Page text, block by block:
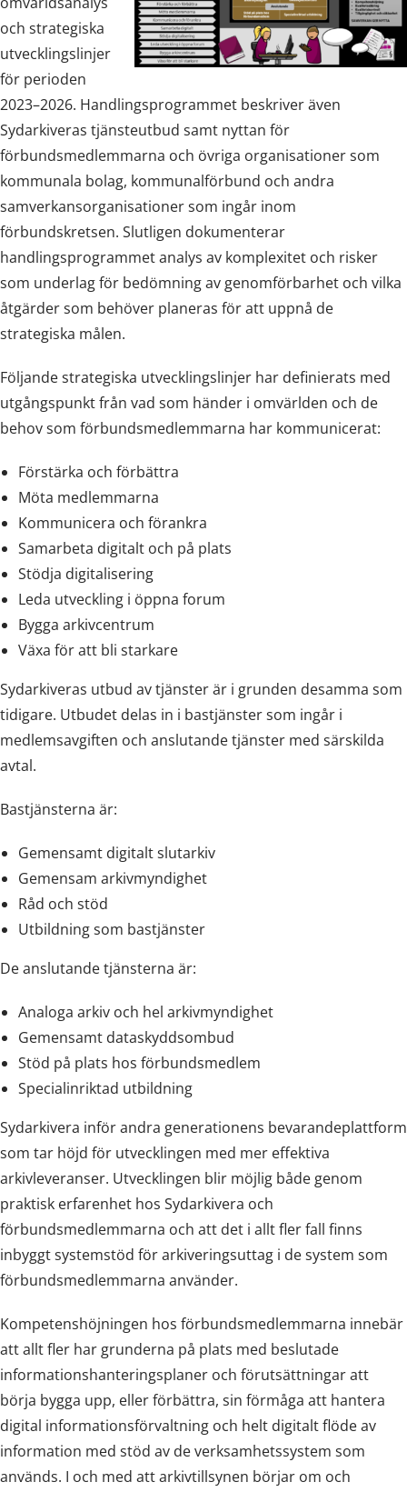
och strategiska
utvecklingslinjer
för perioden
2023–2026. Handlingsprogrammet beskriver även
Sydarkiveras tjänsteutbud samt nyttan för
förbundsmedlemmarna och övriga organisationer som
kommunala bolag, kommunalförbund och andra
samverkansorganisationer som ingår inom
förbundskretsen. Slutligen dokumenterar
handlingsprogrammet analys av komplexitet och risker
som underlag för bedömning av genomförbarhet och vilka
åtgärder som behöver planeras för att uppnå de
strategiska målen.
Följande strategiska utvecklingslinjer har definierats med
utgångspunkt från vad som händer i omvärlden och de
behov som förbundsmedlemmarna har kommunicerat:
Förstärka och förbättra
Möta medlemmarna
Kommunicera och förankra
Samarbeta digitalt och på plats
Stödja digitalisering
Leda utveckling i öppna forum
Bygga arkivcentrum
Växa för att bli starkare
Sydarkiveras utbud av tjänster är i grunden desamma som
tidigare. Utbudet delas in i bastjänster som ingår i
medlemsavgiften och anslutande tjänster med särskilda
avtal.
Bastjänsterna är:
Gemensamt digitalt slutarkiv
Gemensam arkivmyndighet
Råd och stöd
Utbildning som bastjänster
De anslutande tjänsterna är:
Analoga arkiv och hel arkivmyndighet
Gemensamt dataskyddsombud
Stöd på plats hos förbundsmedlem
Specialinriktad utbildning
Sydarkivera inför andra generationens bevarandeplattform
som tar höjd för utvecklingen med mer effektiva
arkivleveranser. Utvecklingen blir möjlig både genom
praktisk erfarenhet hos Sydarkivera och
förbundsmedlemmarna och att det i allt fler fall finns
inbyggt systemstöd för arkiveringsuttag i de system som
förbundsmedlemmarna använder.
Kompetenshöjningen hos förbundsmedlemmarna innebär
att allt fler har grunderna på plats med beslutade
informationshanteringsplaner och förutsättningar att
börja bygga upp, eller förbättra, sin förmåga att hantera
digital informationsförvaltning och helt digitalt flöde av
information med stöd av de verksamhetssystem som
används. I och med att arkivtillsynen börjar om och